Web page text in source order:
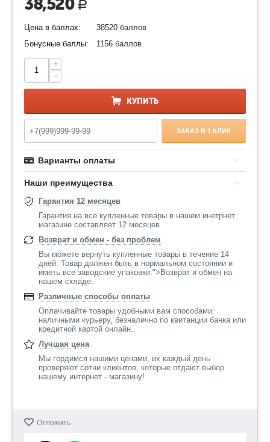
Р
Цена в баллах:
38520 баллов
Бонусные баллы:
1156 баллов
+
−
КУПИТЬ
ЗАКАЗ В 1 КЛИК
Варианты оплаты
Наши преимущества
Гарантия 12 месяцев
Гарантия на все купленные товары в нашем инетрнет
магазине составляет 12 месяцев
Возврат и обмен - без проблем
Вы можете вернуть купленные товары в течение 14
дней. Товар должен быть в нормальном состоянии и
иметь все заводские упаковки.">Возврат и обмен на
нашем складе.
Различные способы оплаты
Оплачивайте товары удобными вам способами:
наличными курьеру, безналично по квитанции банка или
кредитной картой онлайн..
Лучшая цена
Мы гордимся нашими ценами, их каждый день
проверяют сотни клиентов, которые отдают выбор
нашему интернет - магазину!
Отложить